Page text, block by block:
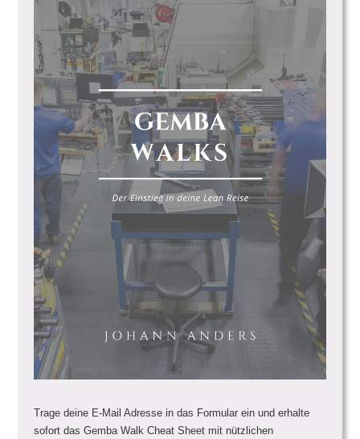
Trage deine E-Mail Adresse in das Formular ein und erhalte
sofort das Gemba Walk Cheat Sheet mit nützlichen